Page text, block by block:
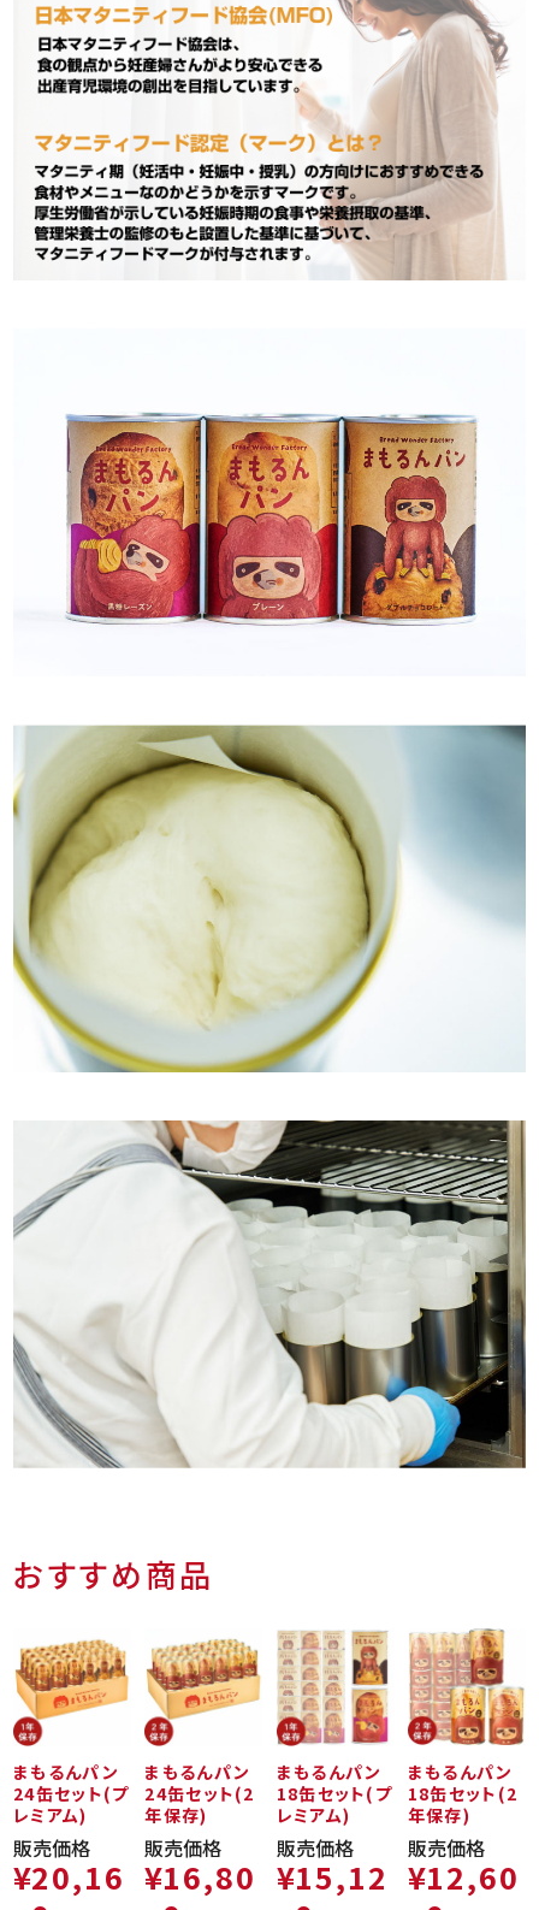
おすすめ商品
まもるんパン
24缶セット(プ
レミアム)
販売価格
¥20,16
まもるんパン
24缶セット(2
年保存)
販売価格
¥16,80
まもるんパン
18缶セット(プ
レミアム)
販売価格
¥15,12
まもるんパン
18缶セット(2
年保存)
販売価格
¥12,60